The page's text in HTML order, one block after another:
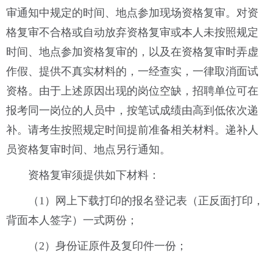
审通知中规定的时间、地点参加现场资格复审。对资
格复审不合格或自动放弃资格复审或本人未按照规定
时间、地点参加资格复审的，以及在资格复审时弄虚
作假、提供不真实材料的，一经查实，一律取消面试
资格。由于上述原因出现的岗位空缺，招聘单位可在
报考同一岗位的人员中，按笔试成绩由高到低依次递
补。请考生按照规定时间提前准备相关材料。递补人
员资格复审时间、地点另行通知。
资格复审须提供如下材料：
（1）网上下载打印的报名登记表（正反面打印，
背面本人签字）一式两份；
（2）身份证原件及复印件一份；